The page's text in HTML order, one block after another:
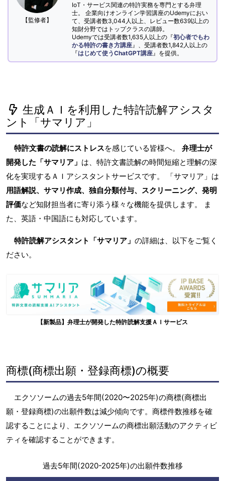
【監修者】
IoT・サービス関連の特許実務を専門とする弁理
士。 企業向けオンライン学習講座のUdemyにおい
て、受講者数3,044人以上、レビュー数639以上の
知財分野ではトップクラスの講師。
Udemyでは受講者数1,635人以上の『初心者でもわ
かる特許の書き方講座 』、受講者数1,842人以上の
『はじめて使うChatGPT講座 』を提供。
生成ＡＩを利用した特許読解アシスタ
ント「サマリア」
特許文書の読解にストレスを感じている皆様へ。 弁理士が
開発した「サマリア」 は、特許文書読解の時間短縮と理解の深
化を実現するＡＩアシスタントサービスです。 「サマリア」は
用語解説、サマリ作成、独自分類付与、スクリーニング、発明
評価など知財担当者に寄り添う様々な機能を提供します。 ま
た、英語・中国語にも対応しています。
特許読解アシスタント「サマリア」 の詳細は、以下をご覧く
ださい。
【新製品】弁理士が開発した特許読解支援ＡＩサービス
商標(商標出願・登録商標)の概要
エクソソームの過去5年間(2020〜2025年)の商標(商標出
願・登録商標)の出願件数は減少傾向です。商標件数推移を確
認することにより、エクソソームの商標出願活動のアクティビ
ティを確認することができます。
過去5年間(2020-2025年)の出願件数推移